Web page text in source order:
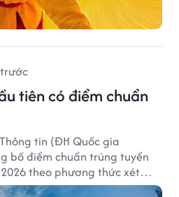
tiên có điểm chuẩn
tin (ĐH Quốc gia
bố điểm chuẩn trúng tuyển
theo phương thức xét